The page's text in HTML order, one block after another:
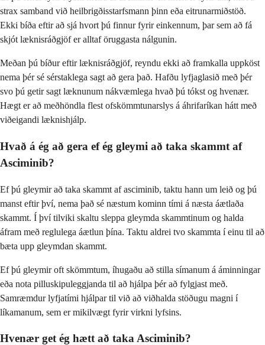
strax samband við heilbrigðisstarfsmann þinn eða eitrunarmiðstöð.
Ekki bíða eftir að sjá hvort þú finnur fyrir einkennum, þar sem að fá
skjót læknisráðgjöf er alltaf öruggasta nálgunin.
Meðan þú bíður eftir læknisráðgjöf, reyndu ekki að framkalla uppköst
nema þér sé sérstaklega sagt að gera það. Hafðu lyfjaglasið með þér
svo þú getir sagt læknunum nákvæmlega hvað þú tókst og hvenær.
Hægt er að meðhöndla flest ofskömmtunarslys á áhrifaríkan hátt með
viðeigandi læknishjálp.
Hvað á ég að gera ef ég gleymi að taka skammt af
Asciminib?
Ef þú gleymir að taka skammt af asciminib, taktu hann um leið og þú
manst eftir því, nema það sé næstum kominn tími á næsta áætlaða
skammt. Í því tilviki skaltu sleppa gleymda skammtinum og halda
áfram með reglulega áætlun þína. Taktu aldrei tvo skammta í einu til að
bæta upp gleymdan skammt.
Ef þú gleymir oft skömmtum, íhugaðu að stilla símanum á áminningar
eða nota pilluskipuleggjanda til að hjálpa þér að fylgjast með.
Samræmdur lyfjatími hjálpar til við að viðhalda stöðugu magni í
líkamanum, sem er mikilvægt fyrir virkni lyfsins.
Hvenær get ég hætt að taka Asciminib?